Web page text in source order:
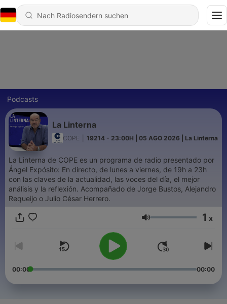
Podcasts
La Linterna
COPE 19214 - 23:00H | 05 AGO 2026 | La Linterna
La Linterna de COPE es un programa de radio presentado por
Ángel Expósito: En directo, de lunes a viernes, de 19h a 23h
con las claves de la actualidad, las voces del día, el mejor
análisis y la reflexión. Acompañado de Jorge Bustos, Alejandro
Requeijo o Julio César Herrero.
Lautstärke 1 x
00:00 00:00